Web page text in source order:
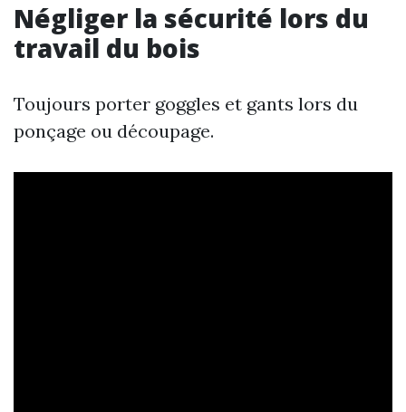
Négliger la sécurité lors du
travail du bois
Toujours porter goggles et gants lors du
ponçage ou découpage.